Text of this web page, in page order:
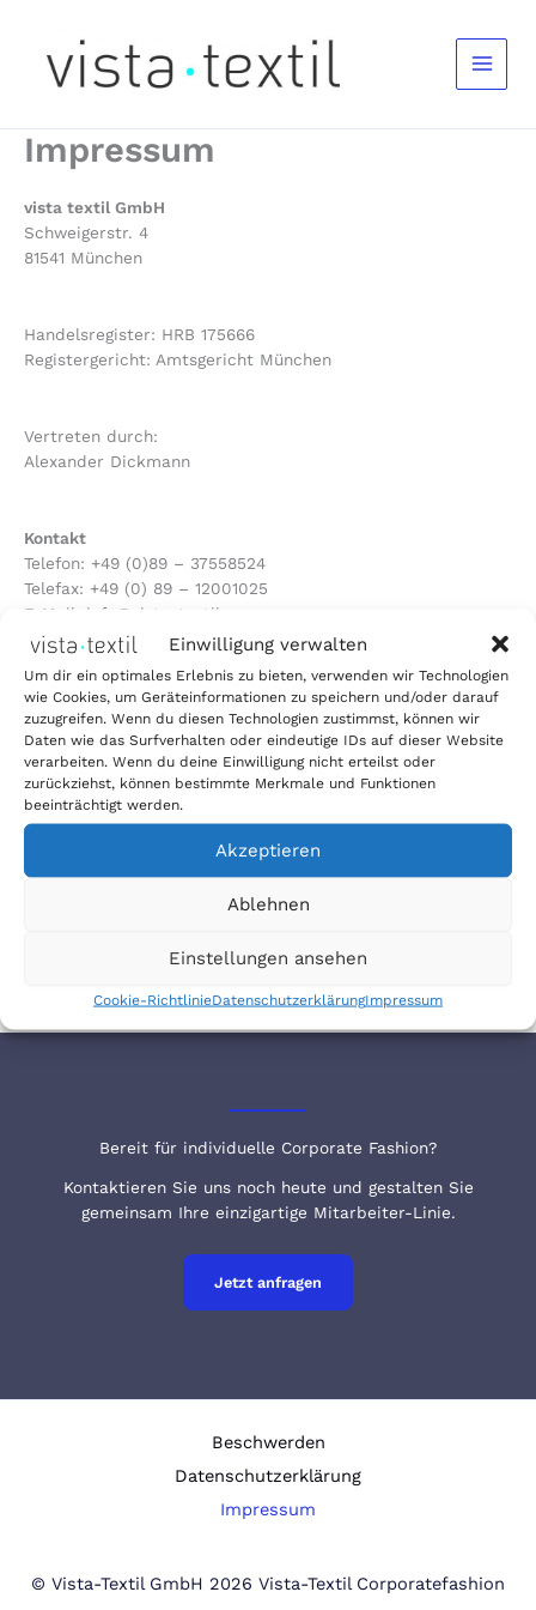
Einwilligung verwalten
Um dir ein optimales Erlebnis zu bieten, verwenden wir Technologien
wie Cookies, um Geräteinformationen zu speichern und/oder darauf
zuzugreifen. Wenn du diesen Technologien zustimmst, können wir
Daten wie das Surfverhalten oder eindeutige IDs auf dieser Website
verarbeiten. Wenn du deine Einwilligung nicht erteilst oder
zurückziehst, können bestimmte Merkmale und Funktionen
beeinträchtigt werden.
Akzeptieren
Ablehnen
Einstellungen ansehen
Cookie-RichtlinieDatenschutzerklärungImpressum
springen
Impressum
vista textil GmbH
Schweigerstr. 4
81541 München
Handelsregister: HRB 175666
Registergericht: Amtsgericht München
Vertreten durch:
Alexander Dickmann
Kontakt
Telefon: +49 (0)89 – 37558524
Telefax: +49 (0) 89 – 12001025
E-Mail: info@vista-textil.com
Umsatzsteuer-ID
Umsatzsteuer-Identifikationsnummer gemäß § 27 a
Umsatzsteuergesetz:
DE 261810078
Redaktionell verantwortlich
Alexander Dickmann
Auf dieser Website veröffentliche Medien entspringen
sind einer Plattform mit lizenzfreier Verwendung
entnommen. Alle Rechte vorbehalten.
Bereit für individuelle Corporate Fashion?
Kontaktieren Sie uns noch heute und gestalten Sie
gemeinsam Ihre einzigartige Mitarbeiter-Linie.
Jetzt anfragen
Beschwerden
Datenschutzerklärung
Impressum
© Vista-Textil GmbH 2026 Vista-Textil Corporatefashion